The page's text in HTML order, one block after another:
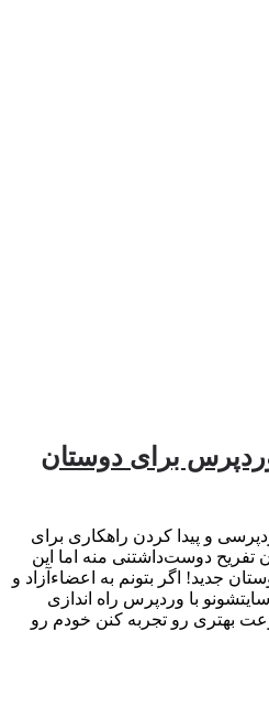
برای دوستان
و پیدا کردن راهکاری برای
دوست‌داشتنی منه اما این
جدید! اگر بتونم به اعضاءآزاد و
با وردپرس راه اندازی
بهتری رو تجربه کنن خودم رو